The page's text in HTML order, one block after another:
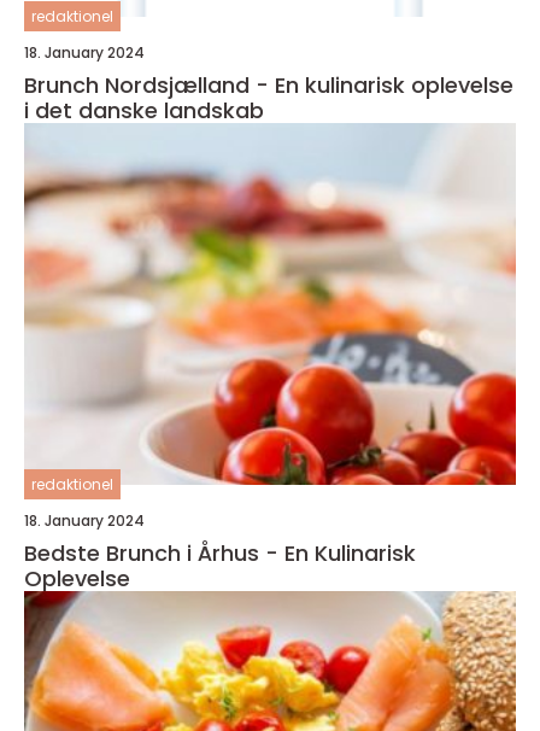
redaktionel
18. January 2024
Brunch Nordsjælland - En kulinarisk oplevelse
i det danske landskab
redaktionel
18. January 2024
Bedste Brunch i Århus - En Kulinarisk
Oplevelse